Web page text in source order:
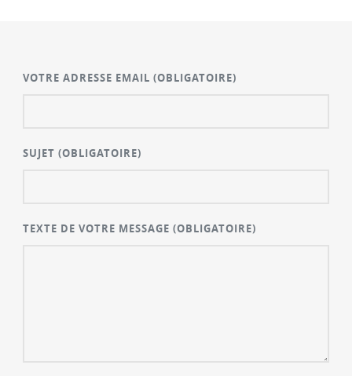
VOTRE ADRESSE EMAIL(OBLIGATOIRE)
SUJET(OBLIGATOIRE)
TEXTE DE VOTRE MESSAGE(OBLIGATOIRE)